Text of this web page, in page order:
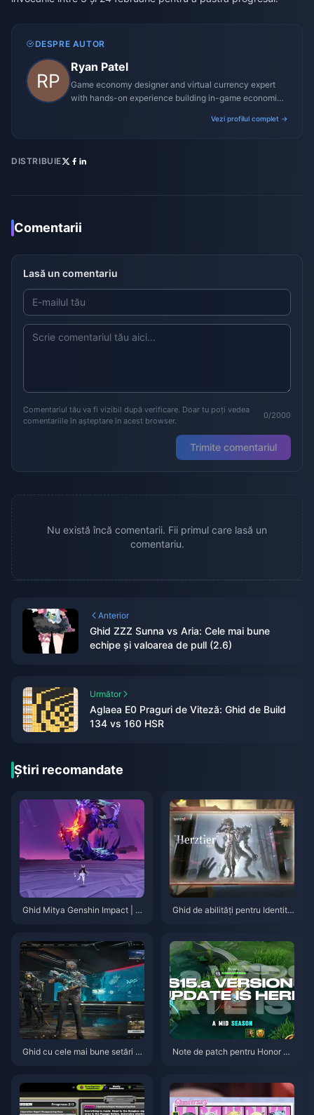
DESPRE AUTOR
Ryan Patel
Game economy designer and virtual currency expert
with hands-on experience building in-game economies
Vezi profilul complet →
DISTRIBUIE
Comentarii
Lasă un comentariu
Comentariul tău va fi vizibil după verificare. Doar tu poți vedea
comentariile în așteptare în acest browser.
0/2000
Trimite comentariul
Nu există încă comentarii. Fii primul care lasă un
comentariu.
Anterior
Ghid ZZZ Sunna vs Aria: Cele mai bune
echipe și valoarea de pull (2.6)
Următor
Aglaea E0 Praguri de Viteză: Ghid de Build
134 vs 160 HSR
Știri recomandate
Ghid Mitya Genshin Impact | A
Ghid de abilități pentru Identity
Ghid cu cele mai bune setări p
Note de patch pentru Honor of